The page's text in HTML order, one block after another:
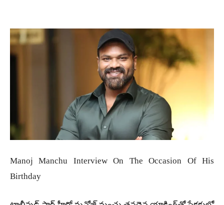
Manoj Manchu Interview On The Occasion Of His
Birthday